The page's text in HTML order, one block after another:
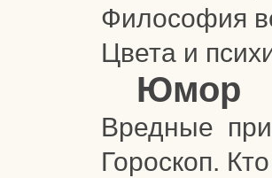
Философия
Цвета и
Юмор
Вредные
Гороскоп.